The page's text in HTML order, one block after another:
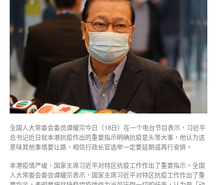
料
香
特
首
延
再
安
中
全国人大常委会委员谭耀宗今日（18日）在一个电台节目表示，习近平
总书记近日就本港抗疫作出的重要指示明确抗疫是头等大事，他认为这
意味其他事情要让路，相信行政长官选举一定要延期或再行安排。
本港疫情严峻，国家主席习近平对特区抗疫工作作出了重要指示。全国
人大常委会委会谭耀宗表示，国家主席习近平对特区抗疫工作作出了重